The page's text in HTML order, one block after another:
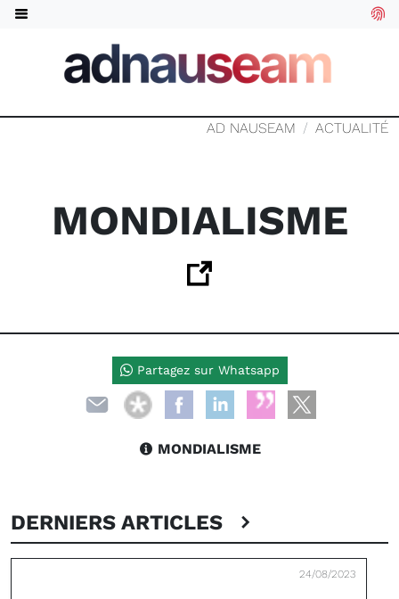
AD NAUSEAM ACTUALITÉ
MONDIALISME
MONDIALISME
DERNIERS ARTICLES
24/08/2023
Partagez sur Whatsapp